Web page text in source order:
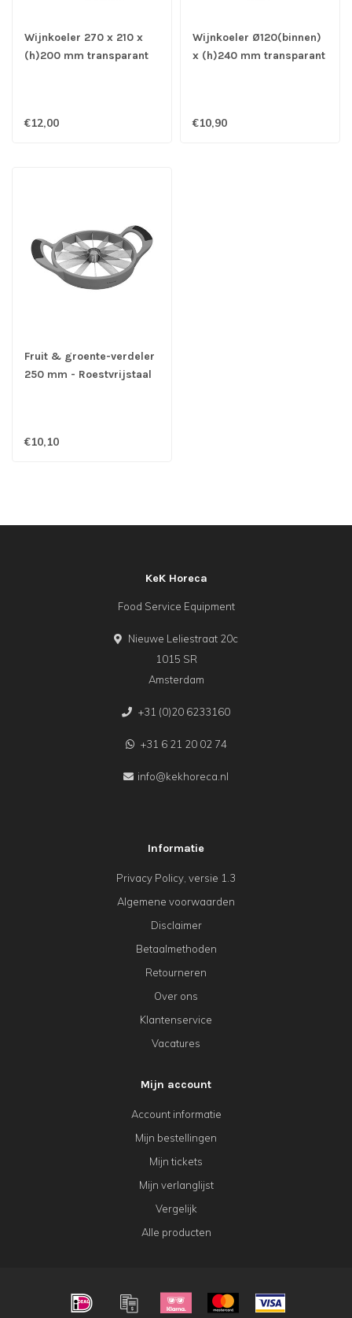
Wijnkoeler 270 x 210 x
(h)200 mm transparant
€12,00
Wijnkoeler Ø120(binnen)
x (h)240 mm transparant
€10,90
Fruit & groente-verdeler
250 mm - Roestvrijstaal
€10,10
KeK Horeca
Food Service Equipment
Nieuwe Leliestraat 20c
1015 SR
Amsterdam
+31 (0)20 6233160
+31 6 21 20 02 74
info@kekhoreca.nl
Informatie
Privacy Policy, versie 1.3
Algemene voorwaarden
Disclaimer
Betaalmethoden
Retourneren
Over ons
Klantenservice
Vacatures
Mijn account
Account informatie
Mijn bestellingen
Mijn tickets
Mijn verlanglijst
Vergelijk
Alle producten